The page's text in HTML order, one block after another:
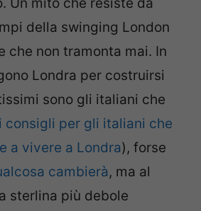
Un mito che resiste da
della swinging London
che non tramonta mai. In
Londra per costruirsi
sono gli italiani che
consigli per gli italiani che
a vivere a Londra), forse
cambierà, ma al
sterlina più debole